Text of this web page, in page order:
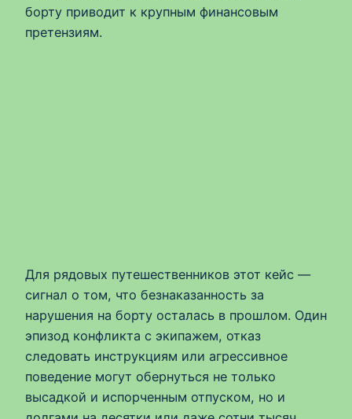
борту приводит к крупным финансовым
претензиям.
Для рядовых путешественников этот кейс —
сигнал о том, что безнаказанность за
нарушения на борту осталась в прошлом. Один
эпизод конфликта с экипажем, отказ
следовать инструкциям или агрессивное
поведение могут обернуться не только
высадкой и испорченным отпуском, но и